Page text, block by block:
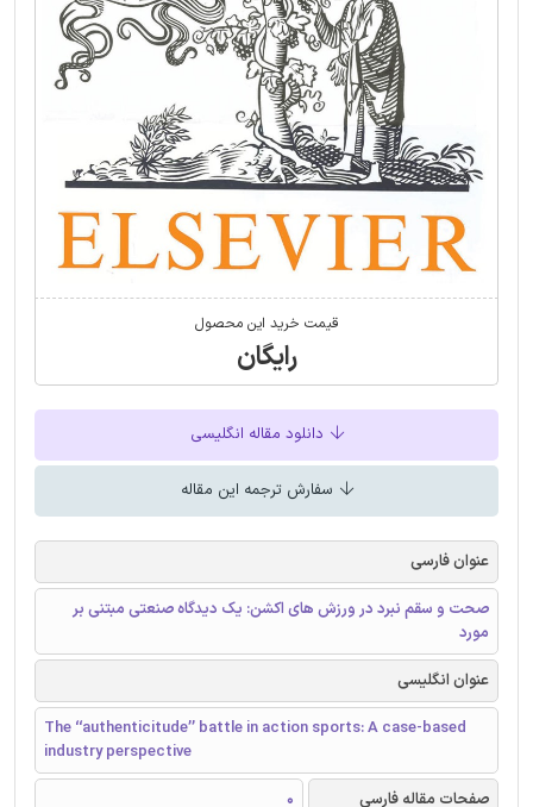
قیمت خرید این محصول
رایگان
دانلود مقاله انگلیسی
سفارش ترجمه این مقاله
عنوان فارسی
صحت و سقم نبرد در ورزش های اکشن: یک دیدگاه صنعتی مبتنی بر
مورد
عنوان انگلیسی
The ‘‘authenticitude’’ battle in action sports: A case-based
industry perspective
صفحات مقاله فارسی
0